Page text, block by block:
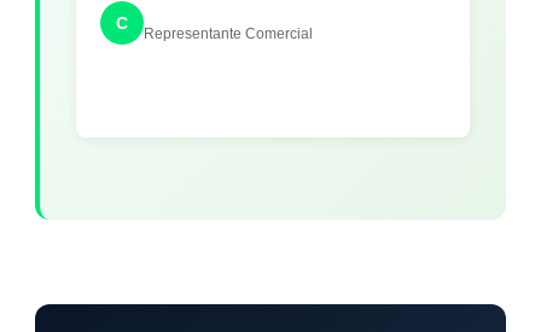
C
Representante Comercial